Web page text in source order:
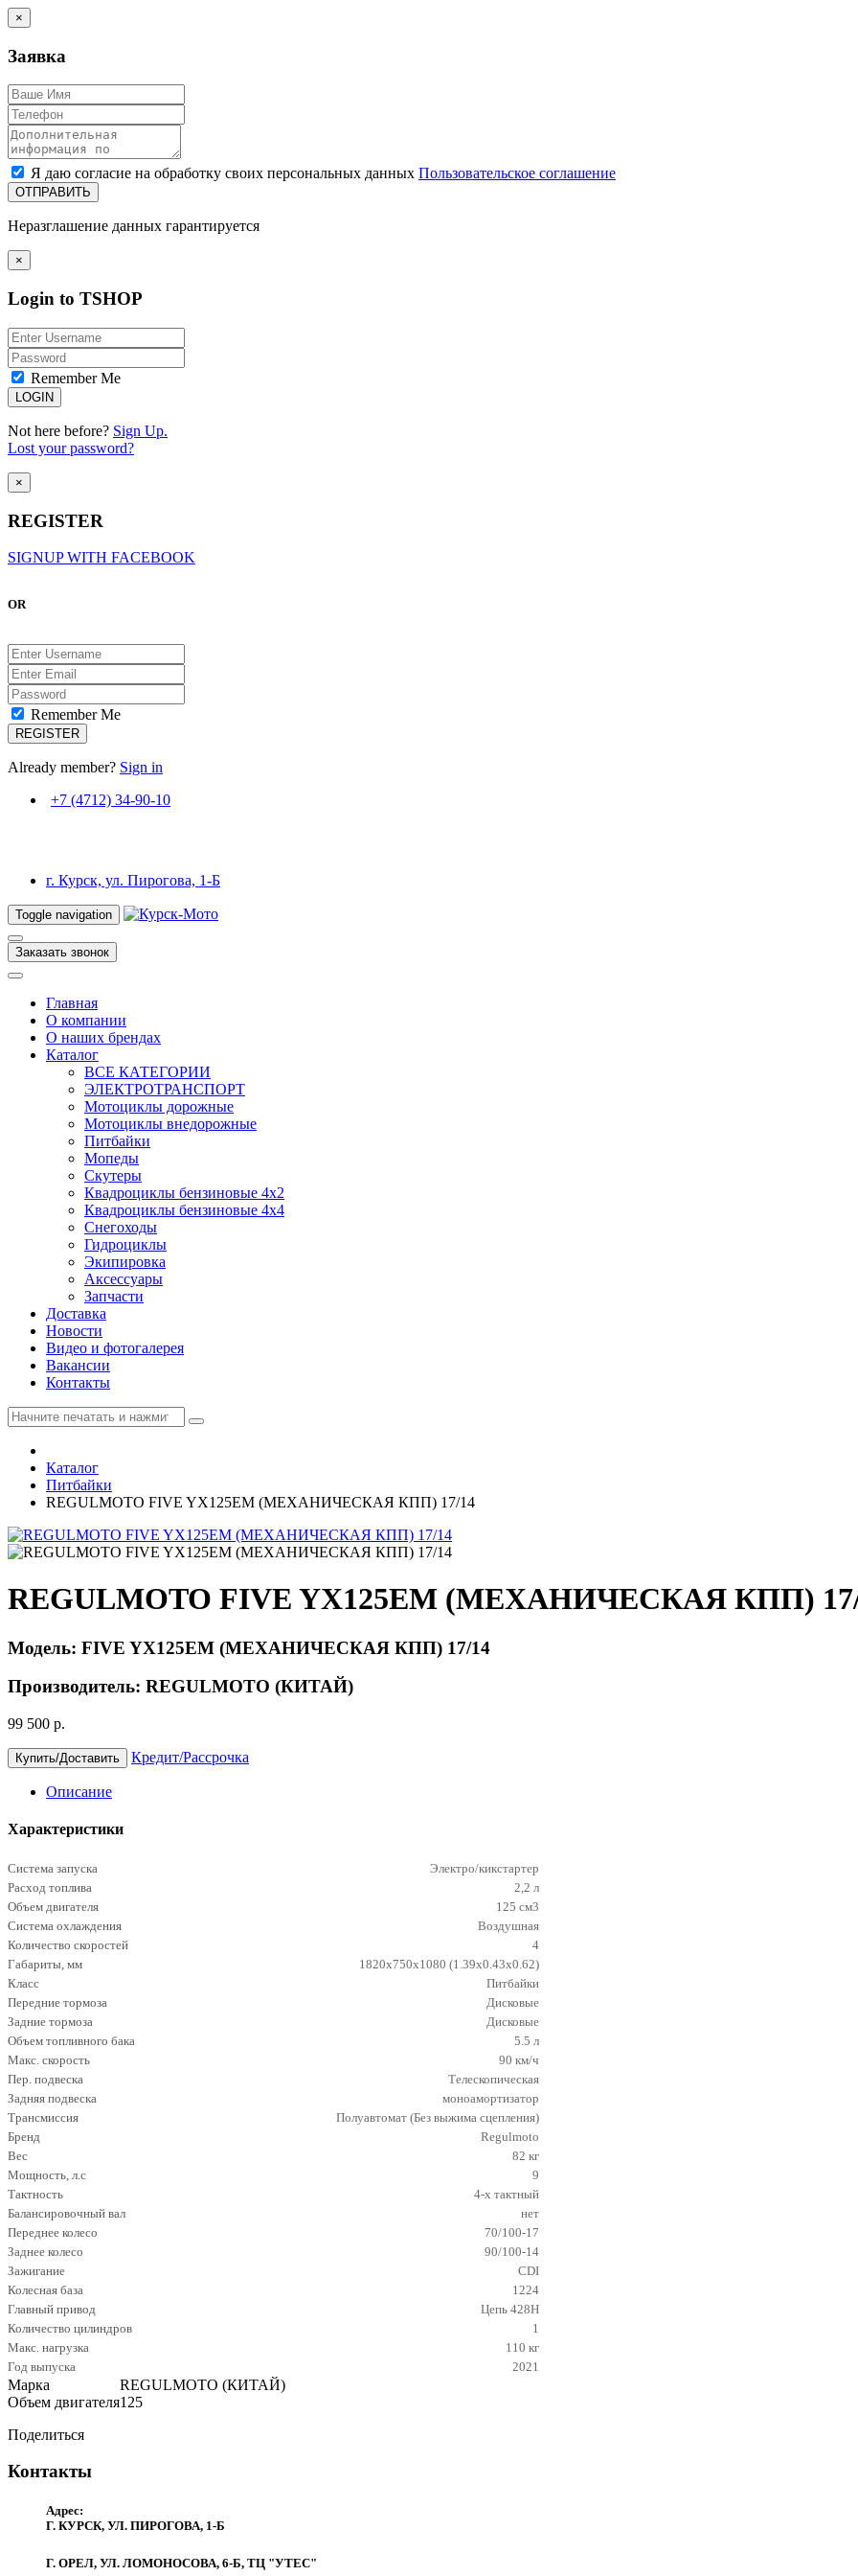
×
Заявка
Я даю согласие на обработку своих персональных данных Пользовательское соглашение
ОТПРАВИТЬ
Неразглашение данных гарантируется
×
Login to TSHOP
Remember Me
Not here before? Sign Up.
Lost your password?
×
REGISTER
SIGNUP WITH FACEBOOK
OR
Remember Me
Already member? Sign in
+7 (4712) 34-90-10
г. Курск, ул. Пирогова, 1-Б
Toggle navigation
Заказать звонок
Главная
О компании
О наших брендах
Каталог
ВСЕ КАТЕГОРИИ
ЭЛЕКТРОТРАНСПОРТ
Мотоциклы дорожные
Мотоциклы внедорожные
Питбайки
Мопеды
Скутеры
Квадроциклы бензиновые 4х2
Квадроциклы бензиновые 4х4
Снегоходы
Гидроциклы
Экипировка
Аксессуары
Запчасти
Доставка
Новости
Видео и фотогалерея
Вакансии
Контакты
Каталог
Питбайки
REGULMOTO FIVE YX125EM (МЕХАНИЧЕСКАЯ КПП) 17/14
REGULMOTO FIVE YX125EM (МЕХАНИЧЕСКАЯ КПП)
Модель: FIVE YX125EM (МЕХАНИЧЕСКАЯ КПП) 17/14
Производитель: REGULMOTO (КИТАЙ)
99 500 р.
Купить/Доставить Кредит/Рассрочка
Описание
Характеристики
Система запуска
Электро/кикстартер
Расход топлива
2,2 л
Объем двигателя
125 см3
Система охлаждения
Воздушная
Количество скоростей
4
Габариты, мм
1820х750х1080 (1.39x0.43x0.62)
Класс
Питбайки
Передние тормоза
Дисковые
Задние тормоза
Дисковые
Объем топливного бака
5.5 л
Макс. скорость
90 км/ч
Пер. подвеска
Телескопическая
Задняя подвеска
моноамортизатор
Трансмиссия
Полуавтомат (Без выжима сцепления)
Бренд
Regulmoto
Вес
82 кг
Мощность, л.с
9
Тактность
4-x тактный
Балансировочный вал
нет
Переднее колесо
70/100-17
Заднее колесо
90/100-14
Зажигание
CDI
Колесная база
1224
Главный привод
Цепь 428Н
Количество цилиндров
1
Макс. нагрузка
110 кг
Год выпуска
2021
Марка
REGULMOTO (КИТАЙ)
Объем двигателя125
Поделиться
Контакты
Адрес:
Г. КУРСК, УЛ. ПИРОГОВА, 1-Б
Г. ОРЕЛ, УЛ. ЛОМОНОСОВА, 6-Б, ТЦ "УТЕС"